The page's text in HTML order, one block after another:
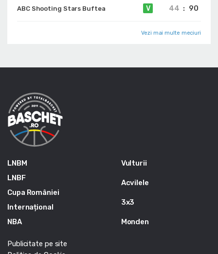
ABC Shooting Stars Buftea V 44 : 90
Vezi mai multe meciuri
LNBM
LNBF
Cupa României
Internațional
NBA
Vulturii
Acvilele
3x3
Monden
Publicitate pe site